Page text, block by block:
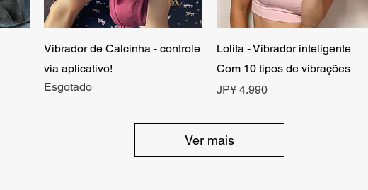
Visualização rápida
Vibrador de Calcinha - controle
via aplicativo!
Esgotado
Visualização rápida
Lolita - Vibrador inteligente
Com 10 tipos de vibrações
Preço
JP¥ 4.990
Ver mais